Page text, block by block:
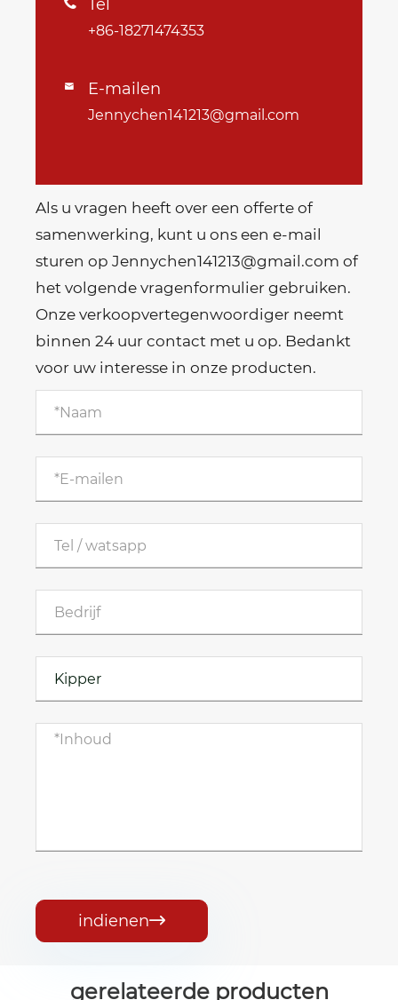
Tel
+86-18271474353
 E-mailen
Jennychen141213@gmail.com
Als u vragen heeft over een offerte of
samenwerking, kunt u ons een e-mail
sturen op Jennychen141213@gmail.com of
het volgende vragenformulier gebruiken.
Onze verkoopvertegenwoordiger neemt
binnen 24 uur contact met u op. Bedankt
voor uw interesse in onze producten.
indienen
gerelateerde producten